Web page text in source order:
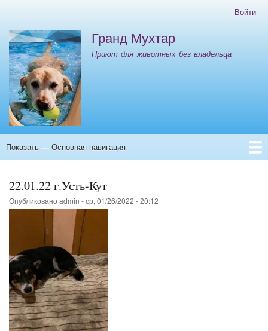
основному
содержанию
учётной
записи
пользователя
Войти
Гранд Мухтар
Приют для животных без владельца
Основная
Показать — Основная навигация
22.01.22 г.Усть-Кут
Опубликовано admin -ср, 01/26/2022 - 20:12